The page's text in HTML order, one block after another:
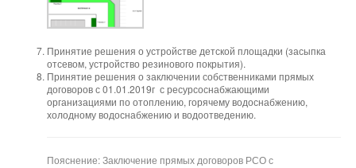
Принятие решения о устройстве детской площадки (засыпка
отсевом, устройство резинового покрытия).
Принятие решения о заключении собственниками прямых
договоров с 01.01.2019г с ресурсоснабжающими
организациями по отоплению, горячему водоснабжению,
холодному водоснабжению и водоотведению.
Пояснение: Заключение прямых договоров РСО с